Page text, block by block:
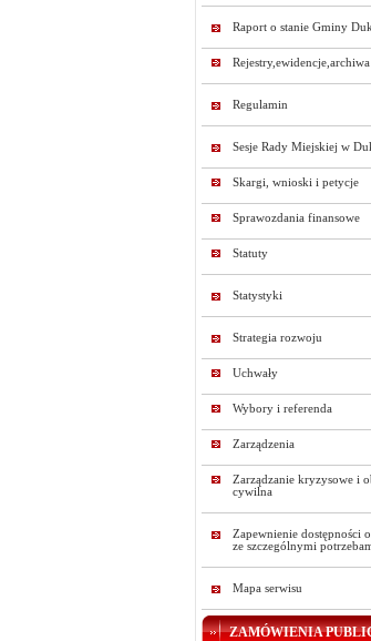
Raport o stanie Gminy
Rejestry,ewidencje,archiwa
Regulamin
Sesje Rady Miejskiej w
Skargi, wnioski i petycje
Sprawozdania finansowe
Statuty
Statystyki
Strategia rozwoju
Uchwały
Wybory i referenda
Zarządzenia
Zarządzanie kryzysowe i
cywilna
Zapewnienie dostępności
ze szczególnymi
Mapa serwisu
ZAMÓWIENIA